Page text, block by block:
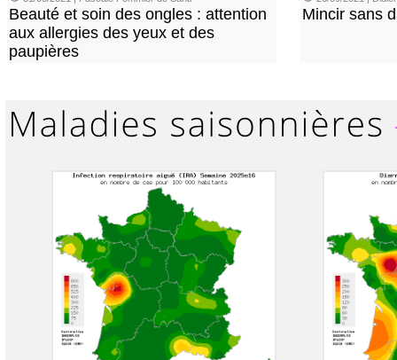
Beauté et soin des ongles : attention
aux allergies des yeux et des
paupières
Mincir sans